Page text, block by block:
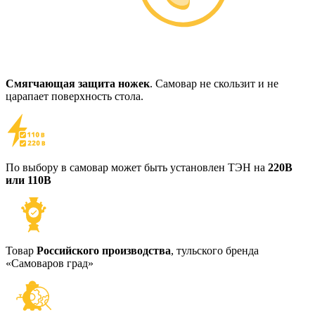
Смягчающая защита ножек. Самовар не скользит и не
царапает поверхность стола.
По выбору в самовар может быть установлен ТЭН на 220В
или 110В
Товар Российского производства, тульского бренда
«Самоваров град»